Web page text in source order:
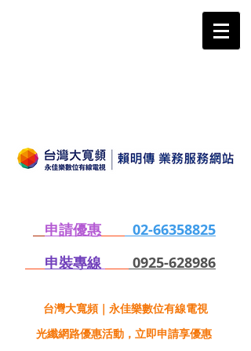
申請優惠
02-66358825
申裝專線
0925-628986
台灣大寬頻｜永佳樂數位有線電視
光纖網路優惠活動，立即申請享優惠